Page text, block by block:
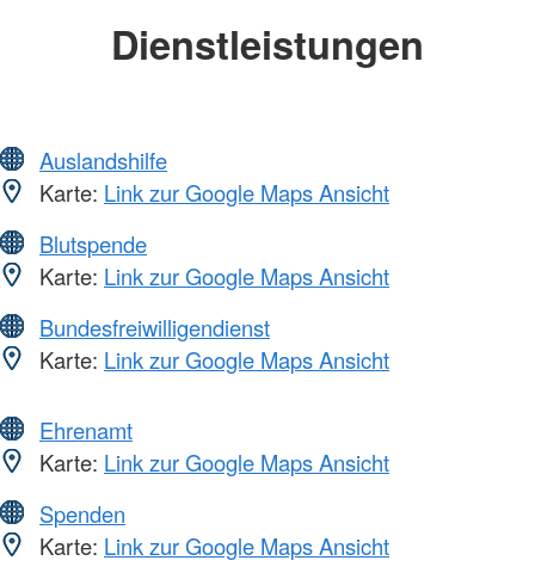
Dienstleistungen
Auslandshilfe
Karte: Link zur Google Maps Ansicht
Blutspende
Karte: Link zur Google Maps Ansicht
Bundesfreiwilligendienst
Karte: Link zur Google Maps Ansicht
Ehrenamt
Karte: Link zur Google Maps Ansicht
Spenden
Karte: Link zur Google Maps Ansicht